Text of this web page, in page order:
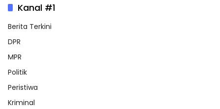
Kanal #1
Berita Terkini
DPR
MPR
Politik
Peristiwa
Kriminal